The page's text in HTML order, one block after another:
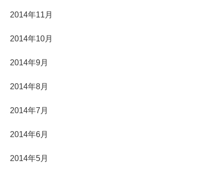
2014年11月
2014年10月
2014年9月
2014年8月
2014年7月
2014年6月
2014年5月